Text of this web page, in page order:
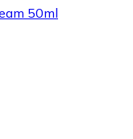
50ml